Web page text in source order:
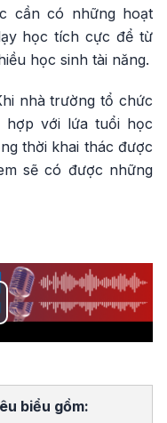
cần có những hoạt
học tích cực để từ
học sinh tài năng.
nhà trường tổ chức
hợp với lứa tuổi học
thời khai thác được
sẽ có được những
biểu gồm: